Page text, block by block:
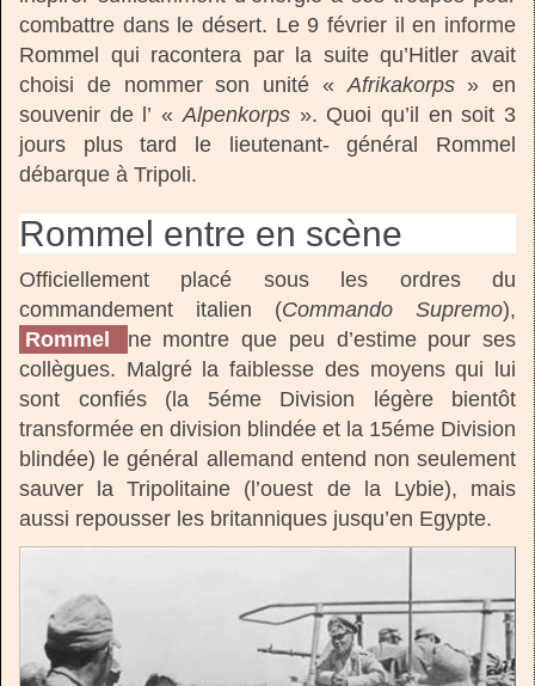
combattre dans le désert. Le 9 février il en informe
Rommel qui racontera par la suite qu’Hitler avait
choisi de nommer son unité «Afrikakorps» en
souvenir de l’ «Alpenkorps». Quoi qu’il en soit 3
jours plus tard le lieutenant- général Rommel
débarque à Tripoli.
Rommel entre en scène
Officiellement placé sous les ordres du
commandement italien (Commando Supremo),
Rommel
ne montre que peu d’estime pour ses
collègues. Malgré la faiblesse des moyens qui lui
sont confiés (la 5éme Division légère bientôt
transformée en division blindée et la 15éme Division
blindée) le général allemand entend non seulement
sauver la Tripolitaine (l’ouest de la Lybie), mais
aussi repousser les britanniques jusqu’en Egypte.